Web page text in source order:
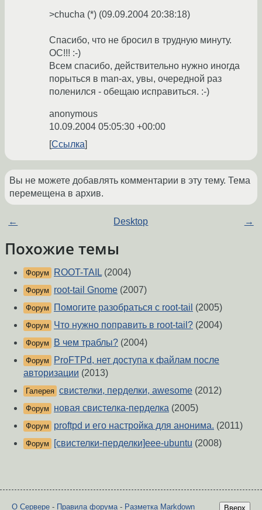
>chucha (*) (09.09.2004 20:38:18)
Спасибо, что не бросил в трудную минуту.
ОС!!! :-)
Всем спасибо, действительно нужно иногда
порыться в man-ах, увы, очередной раз
поленился - обещаю исправиться. :-)
anonymous
10.09.2004 05:05:30 +00:00
Ссылка
Вы не можете добавлять комментарии в эту тему. Тема
перемещена в архив.
← Desktop →
Похожие темы
Форум ROOT-TAIL (2004)
Форум root-tail Gnome (2007)
Форум Помогите разобраться с root-tail (2005)
Форум Что нужно поправить в root-tail? (2004)
Форум В чем траблы? (2004)
Форум
ProFTPd, нет доступа к файлам после
авторизации (2013)
Галерея свистелки, перделки, awesome (2012)
Форум новая свистелка-перделка (2005)
Форум proftpd и его настройка для анонима. (2011)
Форум [свистелки-перделки]eee-ubuntu (2008)
Вверх
О Сервере - Правила форума- Разметка Markdown